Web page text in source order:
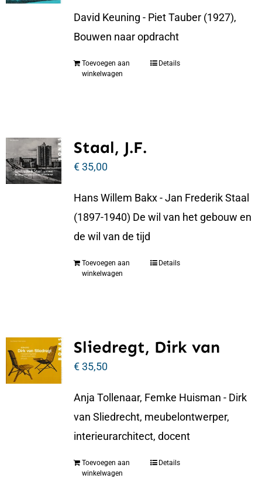
David Keuning - Piet Tauber (1927),
Bouwen naar opdracht
Toevoegen aan
winkelwagen
Details
Staal, J.F.
€35,00
Hans Willem Bakx - Jan Frederik Staal
(1897-1940) De wil van het gebouw en
de wil van de tijd
Toevoegen aan
winkelwagen
Details
Sliedregt, Dirk van
€35,50
Anja Tollenaar, Femke Huisman - Dirk
van Sliedrecht, meubelontwerper,
interieurarchitect, docent
Toevoegen aan
winkelwagen
Details